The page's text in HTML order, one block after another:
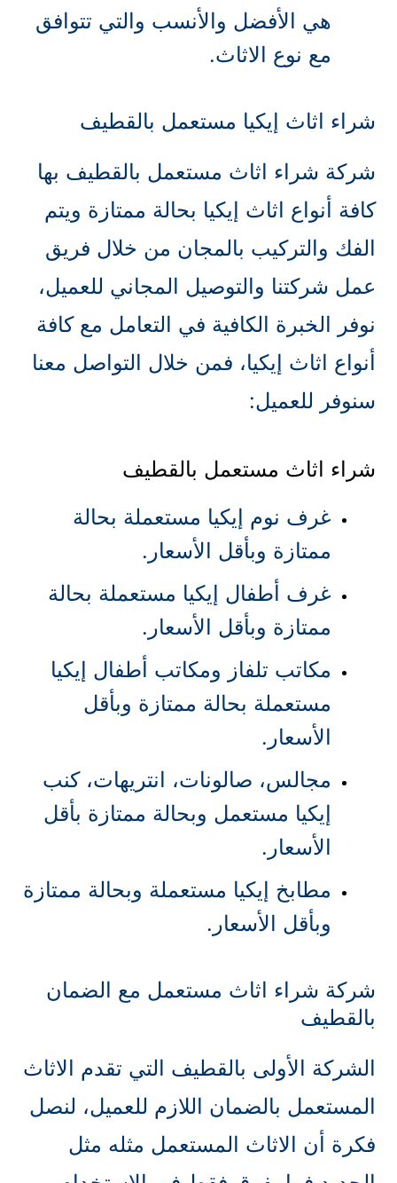
هي الأفضل والأنسب والتي تتوافق
مع نوع الاثاث.
شراء اثاث إيكيا مستعمل بالقطيف
شركة شراء اثاث مستعمل بالقطيف بها
كافة أنواع اثاث إيكيا بحالة ممتازة ويتم
الفك والتركيب بالمجان من خلال فريق
عمل شركتنا والتوصيل المجاني للعميل،
نوفر الخبرة الكافية في التعامل مع كافة
أنواع اثاث إيكيا، فمن خلال التواصل معنا
سنوفر للعميل:
شراء اثاث مستعمل بالقطيف
غرف نوم إيكيا مستعملة بحالة
ممتازة وبأقل الأسعار.
غرف أطفال إيكيا مستعملة بحالة
ممتازة وبأقل الأسعار.
مكاتب تلفاز ومكاتب أطفال إيكيا
مستعملة بحالة ممتازة وبأقل
الأسعار.
مجالس، صالونات، انتريهات، كنب
إيكيا مستعمل وبحالة ممتازة بأقل
الأسعار.
مطابخ إيكيا مستعملة وبحالة ممتازة
وبأقل الأسعار.
شركة شراء اثاث مستعمل مع الضمان
بالقطيف
الشركة الأولى بالقطيف التي تقدم الاثاث
المستعمل بالضمان اللازم للعميل، لنصل
فكرة أن الاثاث المستعمل مثله مثل